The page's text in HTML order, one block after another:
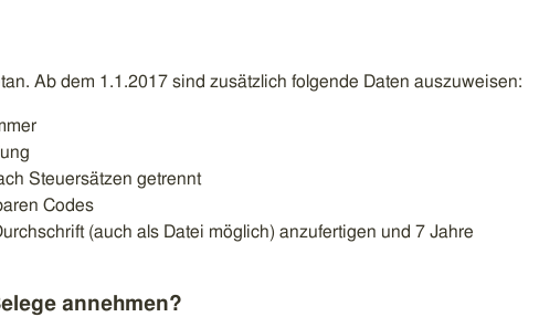
Ab dem 1.1.2017 sind zusätzlich folgende Daten auszuweisen:
Steuersätzen getrennt
Codes
(auch als Datei möglich) anzufertigen und 7 Jahre
annehmen?